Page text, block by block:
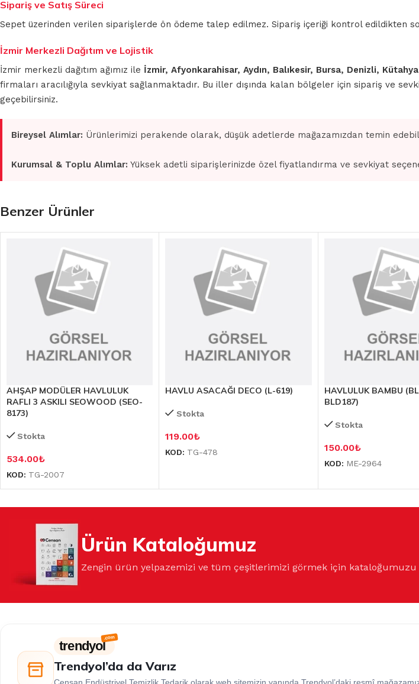
GRUBU
Sipariş ve Satış Süreci
Sepet üzerinden verilen siparişlerde ön ödeme talep edilmez. Sipariş içeriği kontrol edildikten
İzmir Merkezli Dağıtım ve Lojistik
İzmir merkezli dağıtım ağımız ile İzmir, Afyonkarahisar, Aydın, Balıkesir, Bursa, Denizli,
firmaları aracılığıyla sevkiyat sağlanmaktadır. Bu iller dışında kalan bölgeler için sipariş ve
geçebilirsiniz.
Bireysel Alımlar: Ürünlerimizi perakende olarak, düşük adetlerde mağazamızdan temin
Kurumsal & Toplu Alımlar: Yüksek adetli siparişlerinizde özel fiyatlandırma ve sevkiyat
Benzer Ürünler
AHŞAP MODÜLER HAVLULUK
RAFLI 3 ASKILI SEOWOOD (SEO-
8173)
Stokta
534.00₺
KOD: TG-2007
HAVLU ASACAĞI DECO (L-619)
Stokta
119.00₺
KOD: TG-478
HAVLULUK BAMBU
BLD187)
Stokta
150.00₺
KOD: ME-2964
Ürün Kataloğumuz
Zengin ürün yelpazemizi ve tüm çeşitlerimizi görmek için kataloğumuzu
trendyol
Trendyol’da da Varız
Censan Endüstriyel Temizlik Tedarik olarak web sitemizin yanında Trendyol’daki resmî